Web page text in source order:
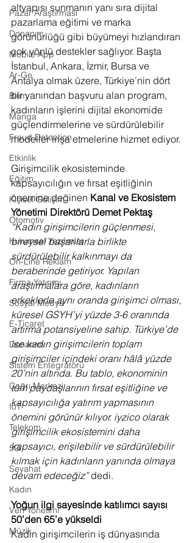
Pazar Araştırması
Donanım
Mobile App
Ar-Ge
Bilim
Manga
Fraud Detection
Etkinlik
Eğitim
Kişisel Gelişim
Otomotiv
Kurumsal Yazılımlar
On-Line Reklam
Firma Yatırımı
Sosyal Medya
E-Ticaret
Donanım
Sistem Entegratörü
Çağrı Merkezi
IoT
Telekom
5G
Seyahat
Kadın
Veri Yönetimi
Müzik
altyapısı sunmanın yanı sıra dijital
pazarlama eğitimi ve marka
görünürlüğü gibi büyümeyi hızlandıran
çok yönlü destekler sağlıyor. Başta
İstanbul, Ankara, İzmir, Bursa ve
Antalya olmak üzere, Türkiye’nin dört
bir yanından başvuru alan program,
kadınların işlerini dijital ekonomide
güçlendirmelerine ve sürdürülebilir
modeller inşa etmelerine hizmet ediyor.
Girişimcilik ekosisteminde
kapsayıcılığın ve fırsat eşitliğinin
önemine değinen Kanal ve Ekosistem
Yönetimi Direktörü Demet Pektaş
“Kadın girişimcilerin güçlenmesi,
bireysel başarılarla birlikte
sürdürülebilir kalkınmayı da
beraberinde getiriyor. Yapılan
araştırmalara göre, kadınların
erkeklerle aynı oranda girişimci olması,
küresel GSYH’yi yüzde 3-6 oranında
artırma potansiyeline sahip. Türkiye’de
ise kadın girişimcilerin toplam
girişimciler içindeki oranı hâlâ yüzde
20’nin altında. Bu tablo, ekonominin
tüm paydaşlarının fırsat eşitliğine ve
kapsayıcılığa yatırım yapmasının
önemini görünür kılıyor. iyzico olarak
girişimcilik ekosistemini daha
kapsayıcı, erişilebilir ve sürdürülebilir
kılmak için kadınların yanında olmaya
devam edeceğiz” dedi.
Yoğun ilgi sayesinde katılımcı sayısı
50’den 65’e yükseldi
Kadın girişimcilerin iş dünyasında